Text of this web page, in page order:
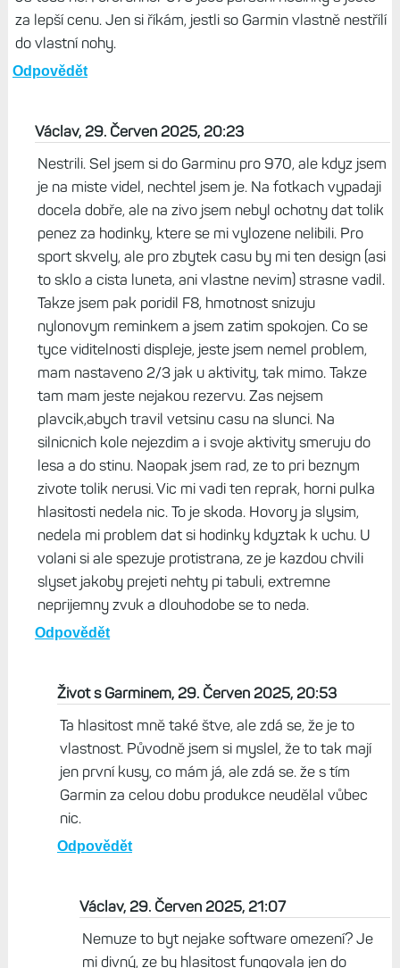
za lepší cenu. Jen si říkám, jestli so Garmin vlastně nestřílí
do vlastní nohy.
Odpovědět
Václav, 29. Červen 2025, 20:23
Nestrili. Sel jsem si do Garminu pro 970, ale kdyz jsem
je na miste videl, nechtel jsem je. Na fotkach vypadaji
docela dobře, ale na zivo jsem nebyl ochotny dat tolik
penez za hodinky, ktere se mi vylozene nelibili. Pro
sport skvely, ale pro zbytek casu by mi ten design (asi
to sklo a cista luneta, ani vlastne nevim) strasne vadil.
Takze jsem pak poridil F8, hmotnost snizuju
nylonovym reminkem a jsem zatim spokojen. Co se
tyce viditelnosti displeje, jeste jsem nemel problem,
mam nastaveno 2/3 jak u aktivity, tak mimo. Takze
tam mam jeste nejakou rezervu. Zas nejsem
plavcik,abych travil vetsinu casu na slunci. Na
silnicnich kole nejezdim a i svoje aktivity smeruju do
lesa a do stinu. Naopak jsem rad, ze to pri beznym
zivote tolik nerusi. Vic mi vadi ten reprak, horni pulka
hlasitosti nedela nic. To je skoda. Hovory ja slysim,
nedela mi problem dat si hodinky kdyztak k uchu. U
volani si ale spezuje protistrana, ze je kazdou chvili
slyset jakoby prejeti nehty pi tabuli, extremne
neprijemny zvuk a dlouhodobe se to neda.
Odpovědět
Život s Garminem, 29. Červen 2025, 20:53
Ta hlasitost mně také štve, ale zdá se, že je to
vlastnost. Původně jsem si myslel, že to tak mají
jen první kusy, co mám já, ale zdá se. že s tím
Garmin za celou dobu produkce neudělal vůbec
nic.
Odpovědět
Václav, 29. Červen 2025, 21:07
Nemuze to byt nejake software omezení? Je
mi divný, ze by hlasitost fungovala jen do